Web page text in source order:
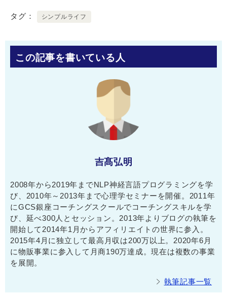
タグ シンプルライフ
この記事を書いている人
吉髙弘明
2008年から2019年までNLP神経言語プログラミングを学
び、2010年～2013年まで心理学セミナーを開催。2011年
にGCS銀座コーチングスクールでコーチングスキルを学
び、延べ300人とセッション。2013年よりブログの執筆を
開始して2014年1月からアフィリエイトの世界に参入。
2015年4月に独立して最高月収は200万以上。2020年6月
に物販事業に参入して月商190万達成。現在は複数の事業
を展開。
執筆記事一覧